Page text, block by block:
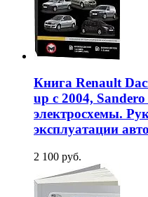
Книга Renault
up c 2004, Sandero
электросхемы.
эксплуатации
2 100 руб.